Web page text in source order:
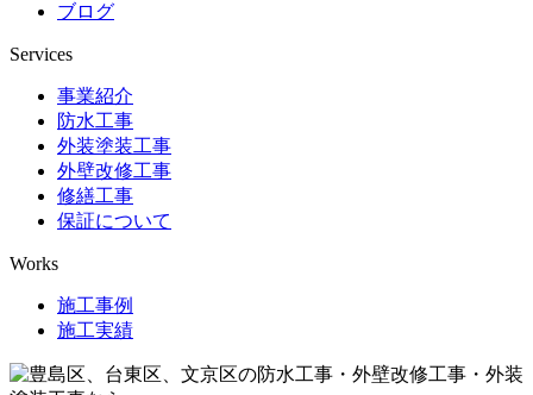
ブログ
Services
事業紹介
防水工事
外装塗装工事
外壁改修工事
修繕工事
保証について
Works
施工事例
施工実績